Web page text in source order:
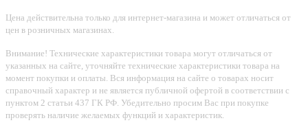
Цена действительна только для интернет-магазина и может отличаться от
цен в розничных магазинах.
Внимание! Технические характеристики товара могут отличаться от
указанных на сайте, уточняйте технические характеристики товара на
момент покупки и оплаты. Вся информация на сайте о товарах носит
справочный характер и не является публичной офертой в соответствии с
пунктом 2 статьи 437 ГК РФ. Убедительно просим Вас при покупке
проверять наличие желаемых функций и характеристик.